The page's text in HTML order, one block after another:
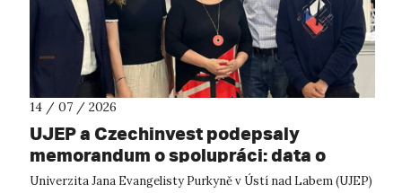
14 / 07 / 2026
UJEP a Czechinvest podepsaly
memorandum o spolupráci: data o
podnikatelském prostředí posílí
Univerzita Jana Evangelisty Purkyně v Ústí nad Labem (UJEP)